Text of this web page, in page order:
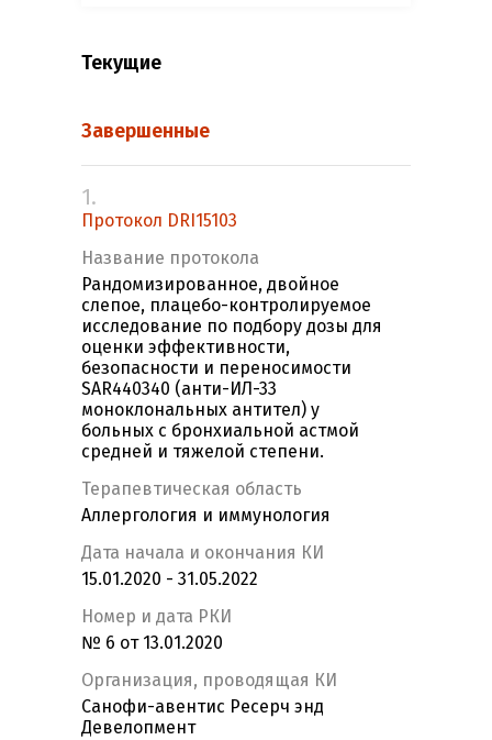
Текущие
Завершенные
1.
Протокол DRI15103
Название протокола
Рандомизированное, двойное
слепое, плацебо-контролируемое
исследование по подбору дозы для
оценки эффективности,
безопасности и переносимости
SAR440340 (анти-ИЛ-33
моноклональных антител) у
больных с бронхиальной астмой
средней и тяжелой степени.
Терапевтическая область
Аллергология и иммунология
Дата начала и окончания КИ
15.01.2020 - 31.05.2022
Номер и дата РКИ
№ 6 от 13.01.2020
Организация, проводящая КИ
Санофи-авентис Ресерч энд
Девелопмент